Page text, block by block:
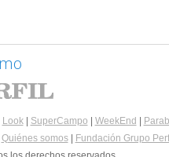
Look| SuperCampo WeekEnd
Quiénes somos|
Fundación Grupo